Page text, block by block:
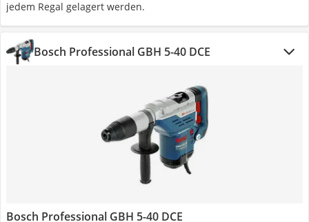
jedem Regal gelagert werden.
Bosch Professional GBH 5-40 DCE
Bosch Professional GBH 5-40 DCE